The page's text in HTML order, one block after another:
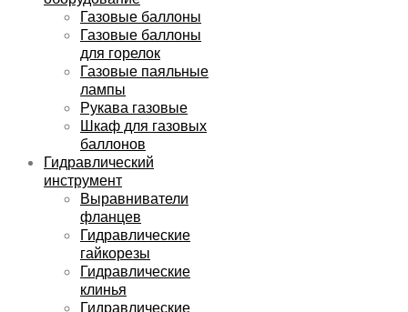
Газовые баллоны
Газовые баллоны
для горелок
Газовые паяльные
лампы
Рукава газовые
Шкаф для газовых
баллонов
Гидравлический
инструмент
Выравниватели
фланцев
Гидравлические
гайкорезы
Гидравлические
клинья
Гидравлические